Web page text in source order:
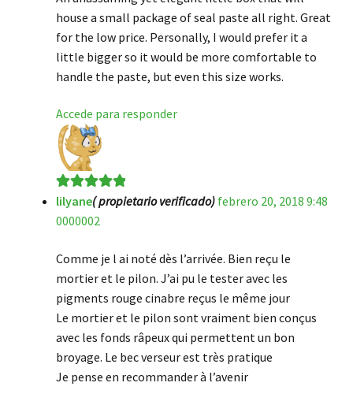
house a small package of seal paste all right. Great
for the low price. Personally, I would prefer it a
little bigger so it would be more comfortable to
handle the paste, but even this size works.
Accede para responder
Valorado en5
de 5
lilyane( propietario verificado) febrero 20, 2018 9:48
0000002
Comme je l ai noté dès l’arrivée. Bien reçu le
mortier et le pilon. J’ai pu le tester avec les
pigments rouge cinabre reçus le même jour
Le mortier et le pilon sont vraiment bien conçus
avec les fonds râpeux qui permettent un bon
broyage. Le bec verseur est très pratique
Je pense en recommander à l’avenir